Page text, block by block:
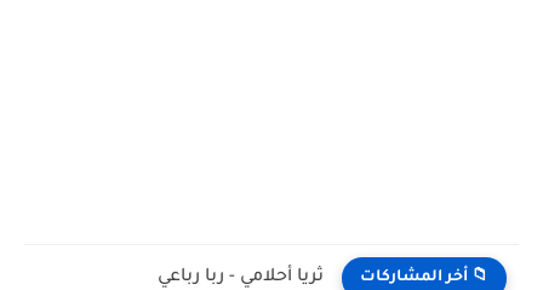
📁 أخر المشاركات ثريا أحلامي - ربا رباعي